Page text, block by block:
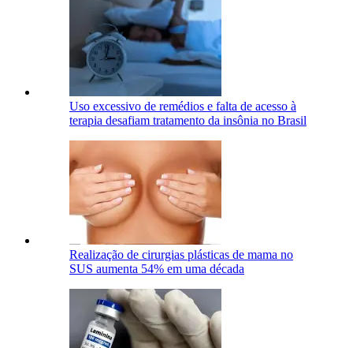
Uso excessivo de remédios e falta de acesso à
terapia desafiam tratamento da insônia no Brasil
Realização de cirurgias plásticas de mama no
SUS aumenta 54% em uma década